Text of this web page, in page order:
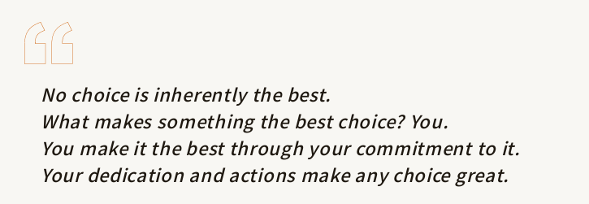
No choice is inherently the best.
What makes something the best choice? You.
You make it the best through your commitment to it.
Your dedication and actions make any choice great.